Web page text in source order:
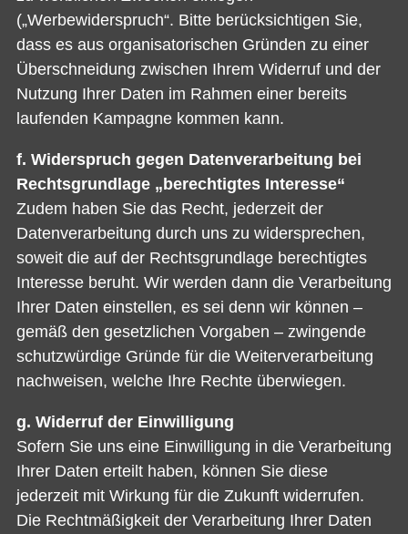
(„Werbewiderspruch“. Bitte berücksichtigen Sie,
dass es aus organisatorischen Gründen zu einer
Überschneidung zwischen Ihrem Widerruf und der
Nutzung Ihrer Daten im Rahmen einer bereits
laufenden Kampagne kommen kann.
f. Widerspruch gegen Datenverarbeitung bei
Rechtsgrundlage „berechtigtes Interesse“
Zudem haben Sie das Recht, jederzeit der
Datenverarbeitung durch uns zu widersprechen,
soweit die auf der Rechtsgrundlage berechtigtes
Interesse beruht. Wir werden dann die Verarbeitung
Ihrer Daten einstellen, es sei denn wir können –
gemäß den gesetzlichen Vorgaben – zwingende
schutzwürdige Gründe für die Weiterverarbeitung
nachweisen, welche Ihre Rechte überwiegen.
g. Widerruf der Einwilligung
Sofern Sie uns eine Einwilligung in die Verarbeitung
Ihrer Daten erteilt haben, können Sie diese
jederzeit mit Wirkung für die Zukunft widerrufen.
Die Rechtmäßigkeit der Verarbeitung Ihrer Daten